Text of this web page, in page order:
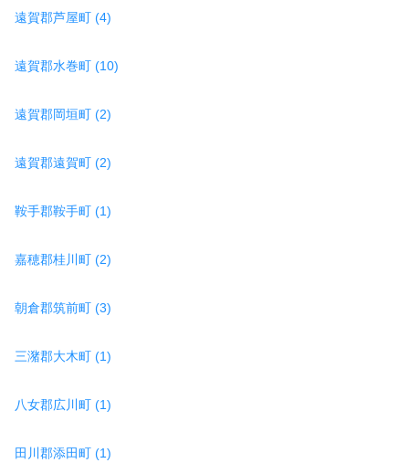
遠賀郡芦屋町 (4)
遠賀郡水巻町 (10)
遠賀郡岡垣町 (2)
遠賀郡遠賀町 (2)
鞍手郡鞍手町 (1)
嘉穂郡桂川町 (2)
朝倉郡筑前町 (3)
三潴郡大木町 (1)
八女郡広川町 (1)
田川郡添田町 (1)